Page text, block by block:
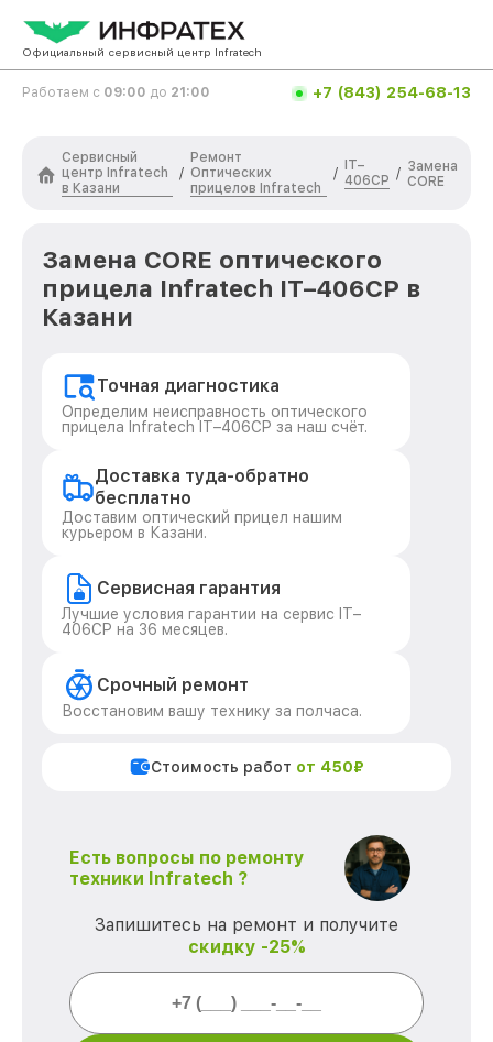
Официальный сервисный центр Infratech
Работаем с 09:00 до 21:00 +7 (843) 254-68-13
Сервисный
центр Infratech
в Казани
/
Ремонт
Оптических
прицелов Infratech
/
IT–
406СP / Замена
CORE
Замена CORE оптического
прицела Infratech IT–406СP в
Казани
Точная диагностика
Определим неисправность оптического
прицела Infratech IT–406СP за наш счёт.
Доставка туда-обратно
бесплатно
Доставим оптический прицел нашим
курьером в Казани.
Сервисная гарантия
Лучшие условия гарантии на сервис IT–
406СP на 36 месяцев.
Срочный ремонт
Восстановим вашу технику за полчаса.
Стоимость работ от 450₽
Есть вопросы по ремонту
техники Infratech ?
Запишитесь на ремонт и получите
скидку -25%